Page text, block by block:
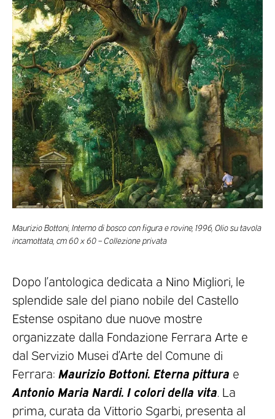
Maurizio Bottoni, Interno di bosco con figura e rovine, 1996, Olio su tavola
incamottata, cm 60 x 60 – Collezione privata
Dopo l’antologica dedicata a Nino Migliori, le
splendide sale del piano nobile del Castello
Estense ospitano due nuove mostre
organizzate dalla Fondazione Ferrara Arte e
dal Servizio Musei d’Arte del Comune di
Ferrara: Maurizio Bottoni. Eterna pittura e
Antonio Maria Nardi. I colori della vita. La
prima, curata da Vittorio Sgarbi, presenta al